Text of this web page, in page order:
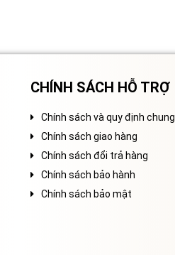
CHÍNH SÁCH HỖ TRỢ
Chính sách và quy định chung
Chính sách giao hàng
Chính sách đổi trả hàng
Chính sách bảo hành
Chính sách bảo mật